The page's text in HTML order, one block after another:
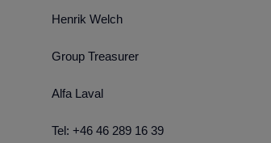
Henrik Welch
Group Treasurer
Alfa Laval
Tel: +46 46 289 16 39